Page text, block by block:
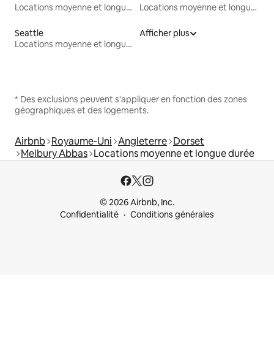
Locations moyenne et longue durée
Locations moyenne et longue durée
Seattle
Locations moyenne et longue durée
Afficher plus
* Des exclusions peuvent s'appliquer en fonction des zones
géographiques et des logements.
Airbnb Royaume-Uni Angleterre Dorset
Melbury Abbas Locations moyenne et longue durée
© 2026 Airbnb, Inc.
Confidentialité
Conditions générales